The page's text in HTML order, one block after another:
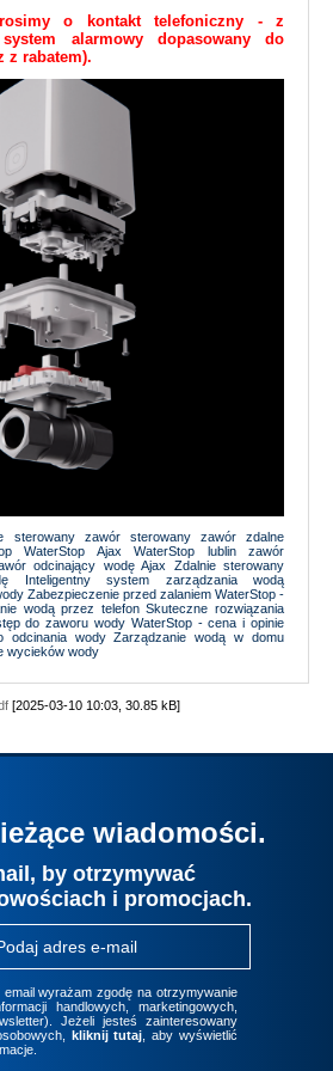
o kontakt telefoniczny - z
alarmowy dopasowany do
z rabatem).
sterowany zawór sterowany zawór
zdalne
WaterStop Ajax WaterStop lublin
zawór
odcinający wodę Ajax
Zdalnie sterowany
Inteligentny system zarządzania wodą
Zabezpieczenie przed zalaniem WaterStop -
wodą przez telefon Skuteczne rozwiązania
do zaworu wody WaterStop - cena i opinie
odcinania wody Zarządzanie wodą w domu
wycieków wody
[2025-03-10 10:03, 30.85 kB]
wiadomości.
by otrzymywać
i promocjach.
email wyrażam zgodę na otrzymywanie
handlowych, marketingowych,
Jeżeli jesteś zainteresowany
kliknij tutaj, aby wyświetlić